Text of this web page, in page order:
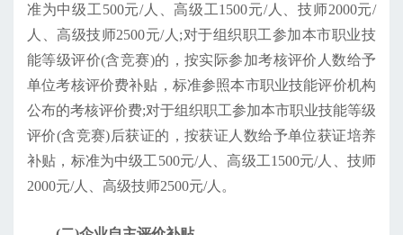
准为中级工500元/人、高级工1500元/人、技师2000元/
人、高级技师2500元/人;对于组织职工参加本市职业技
能等级评价(含竞赛)的，按实际参加考核评价人数给予
单位考核评价费补贴，标准参照本市职业技能评价机构
公布的考核评价费;对于组织职工参加本市职业技能等级
评价(含竞赛)后获证的，按获证人数给予单位获证培养
补贴，标准为中级工500元/人、高级工1500元/人、技师
2000元/人、高级技师2500元/人。